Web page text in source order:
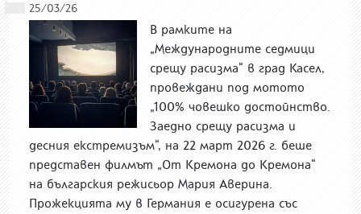
25/03/26
В рамките на
„Международните седмици
срещу расизма“ в град Касел,
провеждани под мотото
„100% човешко достойнство.
Заедно срещу расизма и
десния екстремизъм“, на 22 март 2026 г. беше
представен филмът „От Кремона до Кремона“
на българския режисьор Мария Аверина.
Прожекцията му в Германия е осигурена със